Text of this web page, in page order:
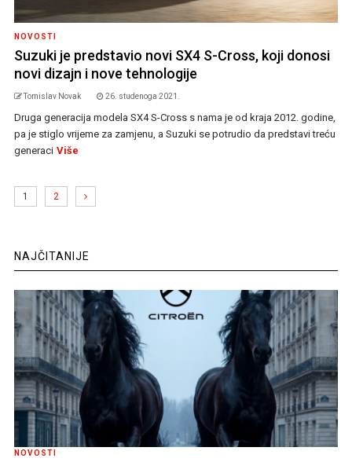
NOVOSTI
Suzuki je predstavio novi SX4 S-Cross, koji donosi
novi dizajn i nove tehnologije
Tomislav Novak 26. studenoga 2021.
Druga generacija modela SX4 S-Cross s nama je od kraja 2012. godine,
pa je stiglo vrijeme za zamjenu, a Suzuki se potrudio da predstavi treću
generaci Više
1 2
NAJČITANIJE
NOVOSTI